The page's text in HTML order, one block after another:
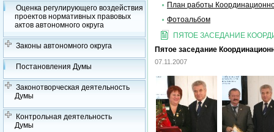
Оценка регулирующего воздействия
проектов нормативных правовых
актов автономного округа
Законы автономного округа
Постановления Думы
Законотворческая деятельность
Думы
Контрольная деятельность
Думы
План работы
Фотоальбом
ПЯТОЕ ЗАСЕДАНИЕ
Пятое заседание
07.11.2007